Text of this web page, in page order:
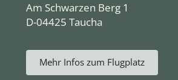
Am Schwarzen Berg 1
D-04425 Taucha
Mehr Infos zum Flugplatz